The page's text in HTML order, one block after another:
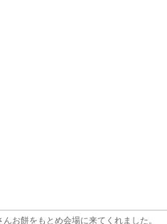
お餅をもとめ会場に来てくれました。